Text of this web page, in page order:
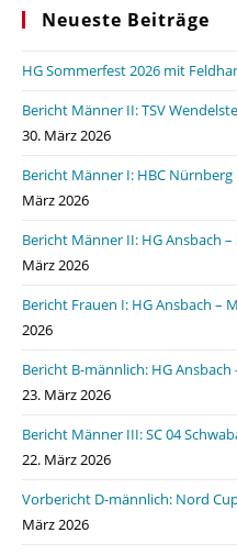
Neueste Beiträge
HG Sommerfest 2026 mit
Bericht Männer II: TSV
30. März 2026
Bericht Männer I: HBC Nürnberg
März 2026
Bericht Männer II: HG Ansbach
März 2026
Bericht Frauen I: HG Ansbach –
2026
Bericht B-männlich: HG Ansbach
23. März 2026
Bericht Männer III: SC 04
22. März 2026
Vorbericht D-männlich: Nord
März 2026